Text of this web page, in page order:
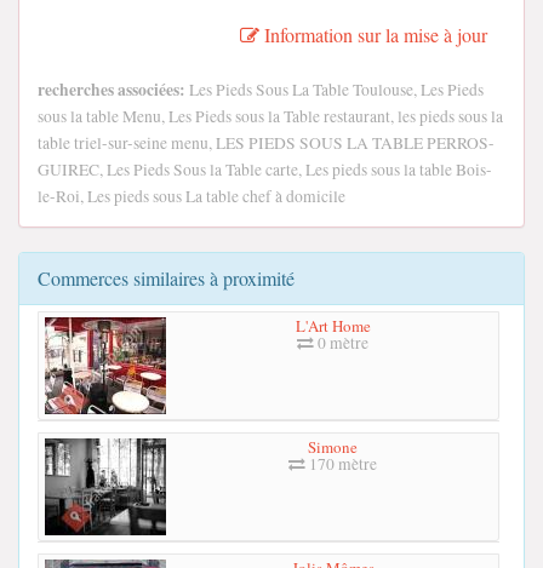
Information sur la mise à jour
recherches associées: Les Pieds Sous La Table Toulouse, Les Pieds
sous la table Menu, Les Pieds sous la Table restaurant, les pieds sous la
table triel-sur-seine menu, LES PIEDS SOUS LA TABLE PERROS-
GUIREC, Les Pieds Sous la Table carte, Les pieds sous la table Bois-
le-Roi, Les pieds sous La table chef à domicile
Commerces similaires à proximité
L'Art Home
0 mètre
Simone
170 mètre